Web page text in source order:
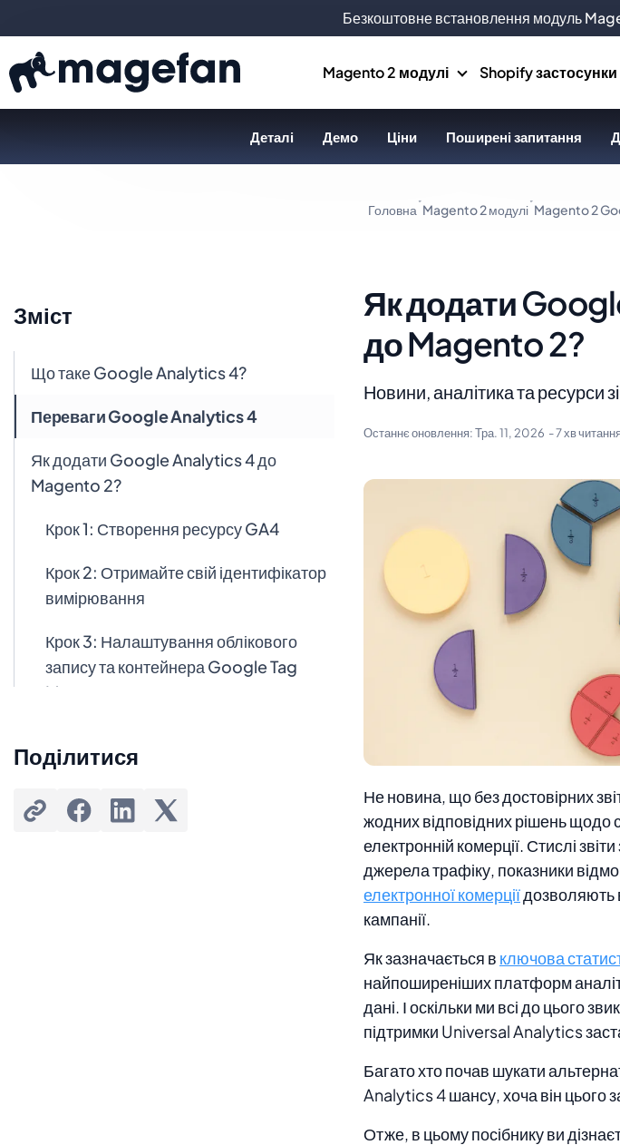
Magento 2 модулі Shopify застосунки
Деталі Демо Ціни Поширені запитання
Головна Magento 2 модулі Magento 2
Як додати
до Magento 2?
Новини, аналітика та ресурси
Останнє оновлення:Тра. 11, 2026 - 7 хв читання
Не новина, що без достовірних
жодних відповідних рішень щодо
електронній комерції. Стислі
джерела трафіку, показники
електронної комерціїдозволяють
кампанії.
Як зазначається в ключова
найпоширеніших платформ
дані. І оскільки ми всі до цього
підтримки Universal Analytics
Багато хто почав шукати
Analytics 4 шансу, хоча він цього
Отже, в цьому посібнику ви
Зміст
Що таке Google Analytics 4?
Переваги Google Analytics 4
Як додати Google Analytics 4 до
Magento 2?
Крок 1: Створення ресурсу GA4
Крок 2: Отримайте свій ідентифікатор
вимірювання
Крок 3: Налаштування облікового
запису та контейнера Google Tag
Manager
ідентифікатор, ідентифікатор
контейнера
Поділитися
Безкоштовне встановлення модуль